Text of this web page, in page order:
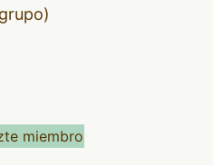
miembro